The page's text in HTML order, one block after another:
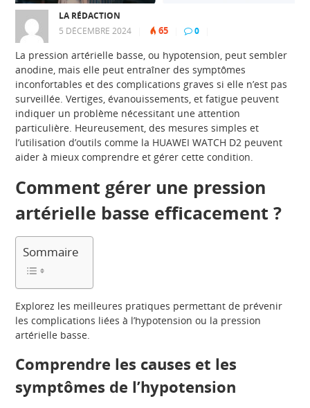
LA RÉDACTION
5 DÉCEMBRE 2024
65 0
La pression artérielle basse, ou hypotension, peut sembler
anodine, mais elle peut entraîner des symptômes
inconfortables et des complications graves si elle n’est pas
surveillée. Vertiges, évanouissements, et fatigue peuvent
indiquer un problème nécessitant une attention
particulière. Heureusement, des mesures simples et
l’utilisation d’outils comme la HUAWEI WATCH D2 peuvent
aider à mieux comprendre et gérer cette condition.
Comment gérer une pression
artérielle basse efficacement ?
Sommaire
Explorez les meilleures pratiques permettant de prévenir
les complications liées à l’hypotension ou la pression
artérielle basse.
Comprendre les causes et les
symptômes de l’hypotension